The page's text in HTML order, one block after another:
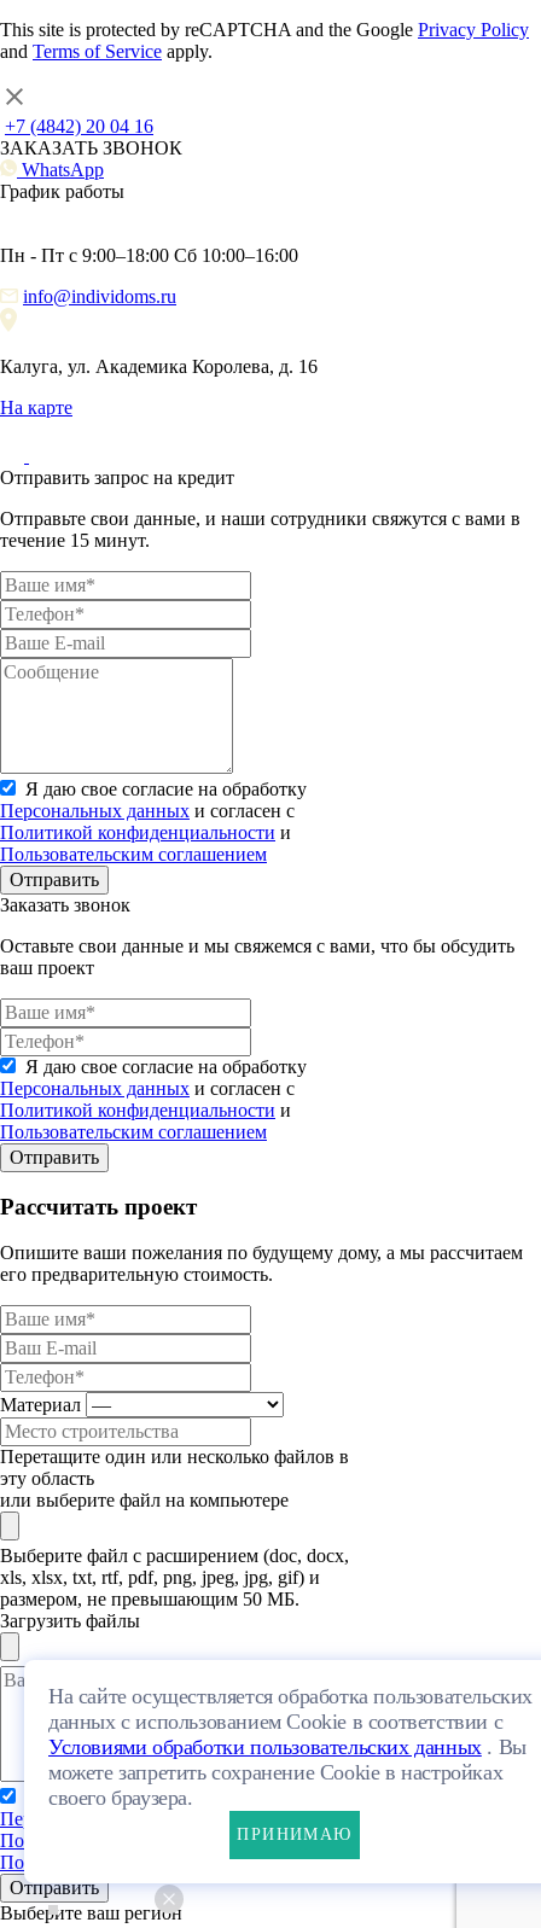
This site is protected by reCAPTCHA and the Google Privacy Policy
and Terms of Service apply.
+7 (4842) 20 04 16
ЗАКАЗАТЬ ЗВОНОК
WhatsApp
График работы
Пн - Пт с 9:00–18:00 Сб 10:00–16:00
info@individoms.ru
Калуга, ул. Академика Королева, д. 16
На карте
Отправить запрос на кредит
Отправьте свои данные, и наши сотрудники свяжутся с вами в
течение 15 минут.
Я даю свое согласие на обработку
Персональных данных и согласен с
Политикой конфиденциальности и
Пользовательским соглашением
Отправить
Заказать звонок
Оставьте свои данные и мы свяжемся с вами, что бы обсудить
ваш проект
Я даю свое согласие на обработку
Персональных данных и согласен с
Политикой конфиденциальности и
Пользовательским соглашением
Отправить
Рассчитать проект
Опишите ваши пожелания по будущему дому, а мы рассчитаем
его предварительную стоимость.
Материал
Перетащите один или несколько файлов в
эту область
или выберите файл на компьютере
Выберите файл с расширением (doc, docx,
xls, xlsx, txt, rtf, pdf, png, jpeg, jpg, gif) и
размером, не превышающим 50 МБ.
Загрузить файлы
Я даю свое согласие на обработку
Персональных данных
Политикой конфиденциальностии
Пользовательским соглашением
Отправить
Выберите ваш регион
На сайте осуществляется обработка пользовательских
данных с использованием Cookie в соответствии с
Условиями обработки пользовательских данных. Вы
можете запретить сохранение Cookie в настройках
своего браузера.
ПРИНИМАЮ